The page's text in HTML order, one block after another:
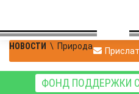
НОВОСТИ \ Природа
ФОНД ПОДДЕРЖКИ